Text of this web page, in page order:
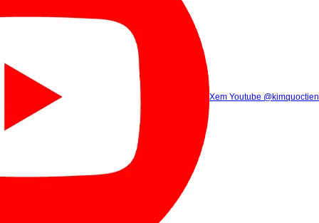
Xem Tik Tok
Gọi điện (8h00 - 21h30)
Xem Youtube @kimquoctien